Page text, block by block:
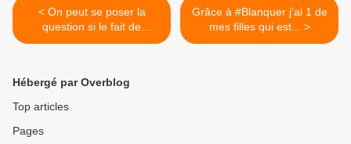
< On peut se poser la
question si le fait de
passer...
Grâce à #Blanquer j'ai 1 de
mes filles qui est... >
Hébergé par Overblog
Top articles
Pages